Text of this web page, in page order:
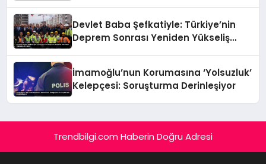
Devlet Baba Şefkatiyle: Türkiye’nin
Deprem Sonrası Yeniden Yükseliş
İmamoğlu’nun Korumasına ‘Yolsuzluk’
Kelepçesi: Soruşturma Derinleşiyor
Trendbilgi.com Haberin Doğru Adresi